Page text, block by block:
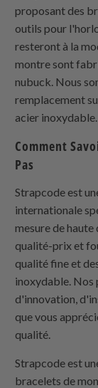
proposant des
outils pour
resteront à la
montre sont
nubuck. Nous
remplacement
acier inoxydable.
Comment
Pas
Strapcode est
internationale
mesure de
qualité-prix et
qualité fine et
inoxydable. Nos
d'innovation,
que vous
qualité.
Strapcode est
bracelets de